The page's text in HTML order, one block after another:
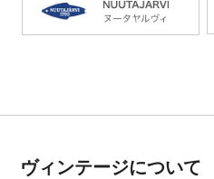
ヴィンテージについて